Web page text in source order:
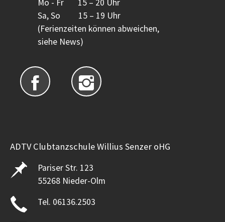
Mo - Fr 15 – 20 Uhr
Sa, So 15 – 19 Uhr
(Ferienzeiten können abweichen,
siehe News)
ADTV Clubtanzschule Willius Senzer oHG
Pariser Str. 123
55268 Nieder-Olm
Tel. 06136.2503